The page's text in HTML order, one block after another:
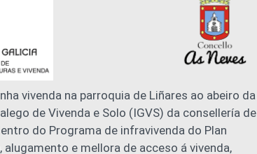
vivenda na parroquia de Liñares ao abeiro da
de Vivenda e Solo (IGVS) da consellería de
do Programa de infravivenda do Plan
e mellora de acceso á vivenda,